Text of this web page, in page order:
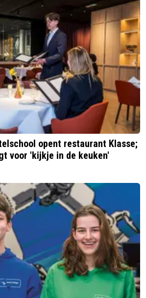
opent restaurant Klasse;
voor 'kijkje in de keuken'